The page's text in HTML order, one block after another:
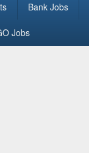
Bank Jobs
Jobs